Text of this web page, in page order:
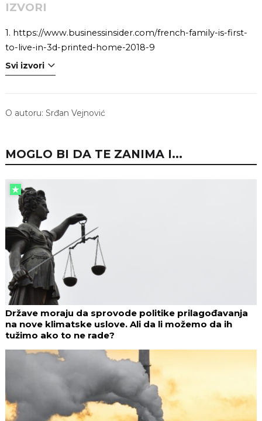
IZVORI
1. https://www.businessinsider.com/french-family-is-first-
to-live-in-3d-printed-home-2018-9
Svi izvori
O autoru: Srđan Vejnović
MOGLO BI DA TE ZANIMA I...
Države moraju da sprovode politike prilagođavanja
na nove klimatske uslove. Ali da li možemo da ih
tužimo ako to ne rade?